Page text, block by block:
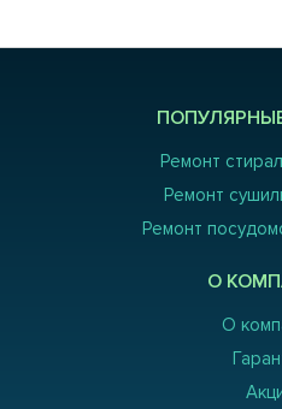
Ремонт
Ремонт
Ремонт
О
О